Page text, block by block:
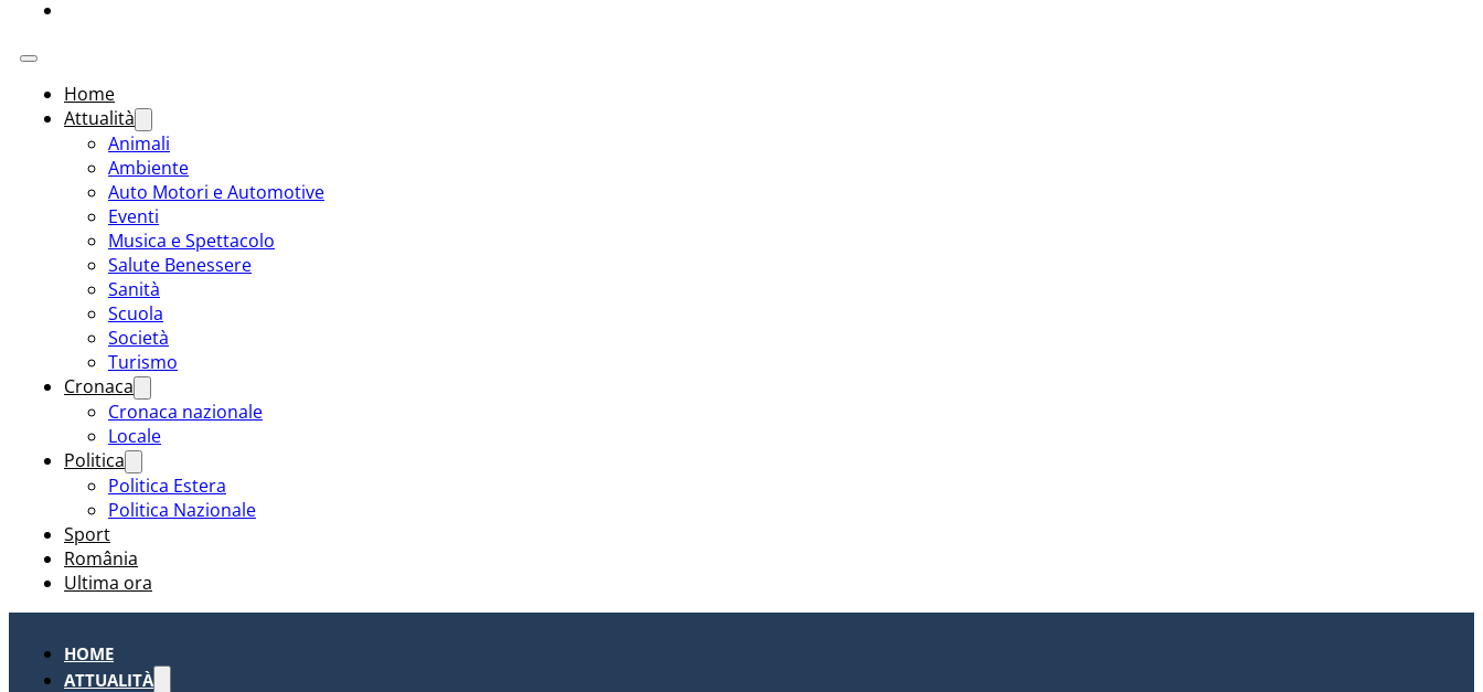
Home
Attualità
Animali
Ambiente
Auto Motori e Automotive
Eventi
Musica e Spettacolo
Salute Benessere
Sanità
Scuola
Società
Turismo
Cronaca
Cronaca nazionale
Locale
Politica
Politica Estera
Politica Nazionale
Sport
România
Ultima ora
HOME
ATTUALITÀ